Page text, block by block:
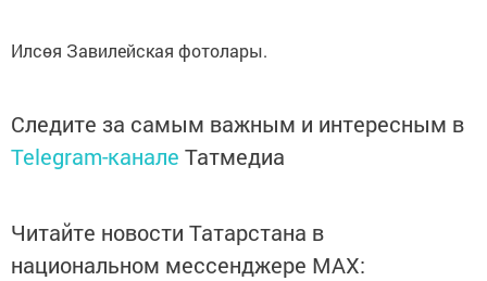
Илсөя Завилейская фотолары.
Следите за самым важным и интересным в
Telegram-канале Татмедиа
Читайте новости Татарстана в
национальном мессенджере MАХ: